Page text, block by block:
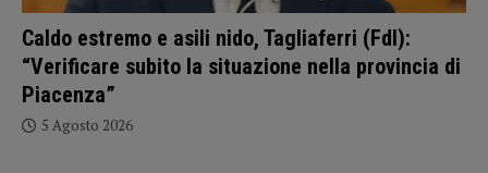
Caldo estremo e asili nido, Tagliaferri (FdI):
“Verificare subito la situazione nella provincia di
Piacenza”
5 Agosto 2026